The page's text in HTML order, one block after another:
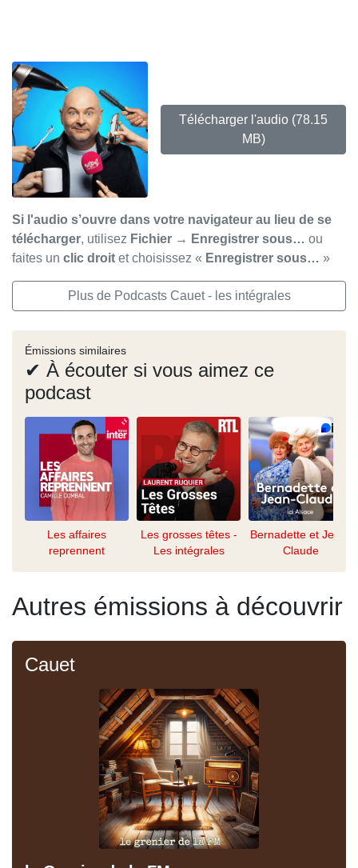
Télécharger l'audio (78.15
MB)
Si l'audio s’ouvre dans votre navigateur au lieu de se
télécharger, utilisez Fichier → Enregistrer sous… ou
faites un clic droit et choisissez « Enregistrer sous… »
Plus de Podcasts Cauet - les intégrales
Émissions similaires
✔ À écouter si vous aimez ce
podcast
Les affaires
reprennent
Les grosses têtes -
Les intégrales
Bernadette et Jean-
Claude
Autres émissions à découvrir
Cauet